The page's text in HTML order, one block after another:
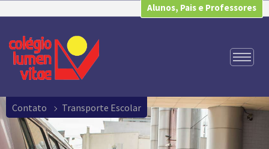
Alunos, Pais e Professores
Contato Transporte Escolar